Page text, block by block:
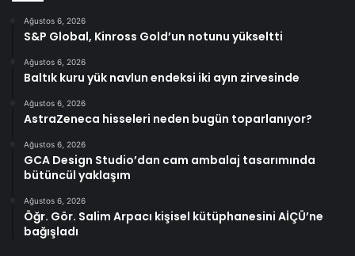
Ağustos 6, 2026
S&P Global, Kinross Gold’un notunu yükseltti
Ağustos 6, 2026
Baltık kuru yük navlun endeksi iki ayın zirvesinde
Ağustos 6, 2026
AstraZeneca hisseleri neden bugün toparlanıyor?
Ağustos 6, 2026
GCA Design Studio’dan cam ambalaj tasarımında
bütüncül yaklaşım
Ağustos 6, 2026
Öğr. Gör. Salim Arpacı kişisel kütüphanesini AİÇÜ’ne
bağışladı